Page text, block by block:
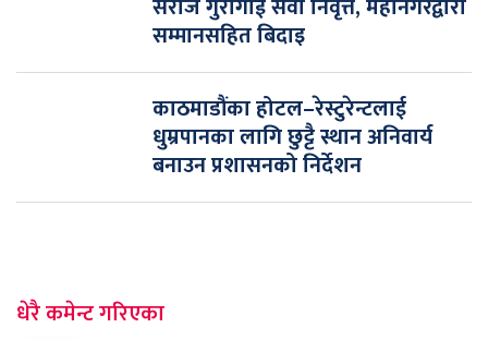
सरोज गुरागाईं सेवा निवृत्त, महानगरद्वारा
सम्मानसहित बिदाइ
काठमाडौंका होटल–रेस्टुरेन्टलाई
धुम्रपानका लागि छुट्टै स्थान अनिवार्य
बनाउन प्रशासनको निर्देशन
धेरै कमेन्ट गरिएका